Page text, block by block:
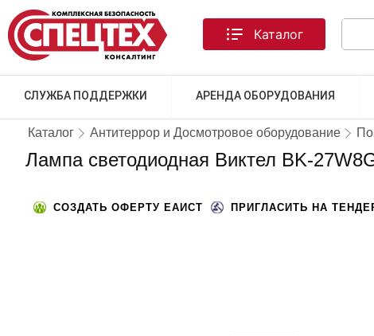
СЛУЖБА ПОДДЕРЖКИ АРЕНДА ОБОРУДОВАНИЯ
Каталог
Каталог Антитеррор и Досмотровое оборудование
Лампа светодиодная Виктел BK-
СОЗДАТЬ ОФЕРТУ ЕАИСТ ПРИГЛАСИТЬ НА